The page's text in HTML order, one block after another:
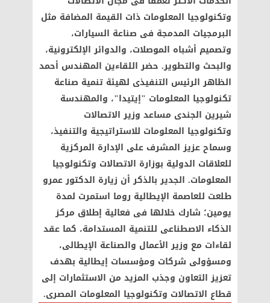
وتكنولوجيا المعلومات ذات القيمة المضافة مثل
البرمجيات المدمجة فى صناعة السيارات،
وتصميم أشباه الموصلات، والدوائر الإلكترونية،
والبحث والتطوير. حضر اللقاءين المهندس أحمد
الظاهر الرئيس التنفيذى لهيئة تنمية صناعة
تكنولوجيا المعلومات "إيتيدا"، والمهندسة
شيرين الجندى مساعد وزير الاتصالات
وتكنولوجيا المعلومات للاستراتيجية والتنفيذ،
وسماح عزيز المشرف على الإدارة المركزية
للعلاقات الدولية بوزارة الاتصالات وتكنولوجيا
المعلومات. الجدير بالذكر أن زيارة الدكتور عمرو
طلعت للعاصمة الإيطالية روما استمرت لمدة
يومين؛ شارك خلالها فى فعالية إطلاق مركز
الذكاء الاصطناعى للتنمية المستدامة، كما عقد
لقاءات مع وزير الأعمال والصناعة الإيطالى،
ومسؤولى شركات ومؤسسات إيطالية بهدف
تعزيز التعاون وجذب المزيد من الاستثمارات إلى
قطاع الاتصالات وتكنولوجيا المعلومات المصرى.